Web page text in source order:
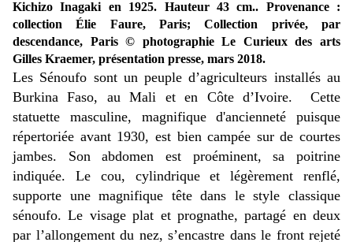
Kichizo Inagaki en 1925. Hauteur 43 cm.. Provenance :
collection Élie Faure, Paris; Collection privée, par
descendance, Paris© photographie Le Curieux des arts
Gilles Kraemer, présentation presse, mars 2018.
Les Sénoufo sont un peuple d’agriculteurs installés au
Burkina Faso, au Mali et en Côte d’Ivoire. Cette
statuette masculine, magnifique d'ancienneté puisque
répertoriée avant 1930, est bien campée sur de courtes
jambes. Son abdomen est proéminent, sa poitrine
indiquée. Le cou, cylindrique et légèrement renflé,
supporte une magnifique tête dans le style classique
sénoufo. Le visage plat et prognathe, partagé en deux
par l’allongement du nez, s’encastre dans le front rejeté